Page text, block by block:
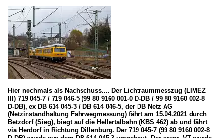
Hier nochmals als Nachschuss.... Der Lichtraummesszug (LIMEZ
III) 719 045-7 / 719 046-5 (99 80 9160 001-0 D-DB / 99 80 9160 002-8
D-DB), ex DB 614 045-3 / DB 614 046-5, der DB Netz AG
(Netzinstandhaltung Fahrwegmessung) fährt am 15.04.2021 durch
Betzdorf (Sieg), biegt auf die Hellertalbahn (KBS 462) ab und fährt
via Herdorf in Richtung Dillenburg. Der 719 045-7 (99 80 9160 002-8